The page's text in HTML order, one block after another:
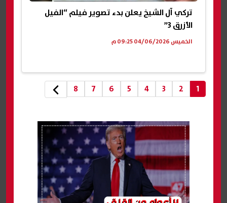
تركي آل الشيخ يعلن بدء تصوير فيلم “الفيل
الأزرق 3”
الخميس 04/06/2026 09:25 م
1
2
3
4
5
6
7
8